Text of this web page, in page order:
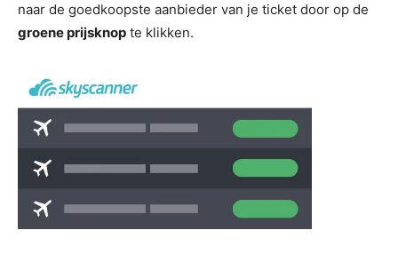
naar de goedkoopste aanbieder van je ticket door op de
groene prijsknop te klikken.